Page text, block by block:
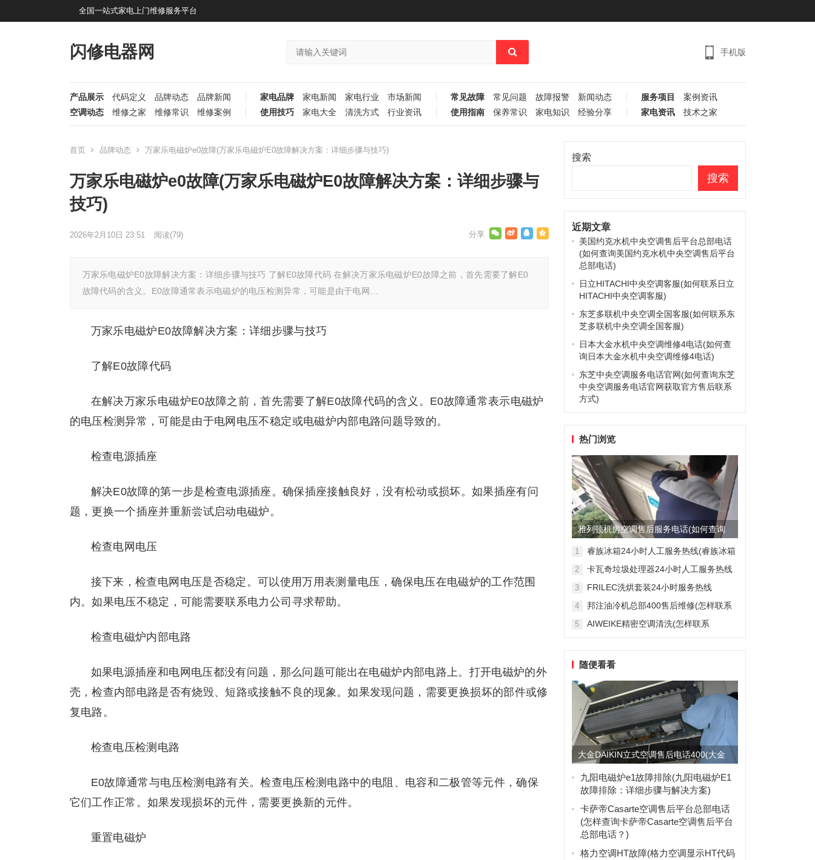
全国一站式家电上门维修服务平台
闪修电器网 手机版
产品展示 代码定义 品牌动态 品牌新闻 家电品牌 家电新闻 家电行业 市场新闻 常见故障 常见问题 故障报警 新闻动态 服务项目
案例资讯
空调动态
维修之家 维修常识 维修案例 使用技巧 家电大全 清洗方式 行业资讯 使用指南 保养常识 家电知识 经验分享 家电资讯 技术之家
首页 品牌动态 万家乐电磁炉e0故障(万家乐电磁炉E0故障解决方案：详细步骤与技巧)
万家乐电磁炉e0故障(万家乐电磁炉E0故障解决方案：详细步骤与
技巧)
2026年2月10日 23:51 阅读(79)
万家乐电磁炉E0故障解决方案：详细步骤与技巧 了解E0故障代码 在解决万家乐电磁炉E0故障之前，首先需要了解E0
故障代码的含义。E0故障通常表示电磁炉的电压检测异常，可能是由于电网…
万家乐电磁炉E0故障解决方案：详细步骤与技巧
了解E0故障代码
在解决万家乐电磁炉E0故障之前，首先需要了解E0故障代码的含义。E0故障通常表示电磁炉
的电压检测异常，可能是由于电网电压不稳定或电磁炉内部电路问题导致的。
检查电源插座
解决E0故障的第一步是检查电源插座。确保插座接触良好，没有松动或损坏。如果插座有问
题，更换一个插座并重新尝试启动电磁炉。
检查电网电压
接下来，检查电网电压是否稳定。可以使用万用表测量电压，确保电压在电磁炉的工作范围
内。如果电压不稳定，可能需要联系电力公司寻求帮助。
检查电磁炉内部电路
如果电源插座和电网电压都没有问题，那么问题可能出在电磁炉内部电路上。打开电磁炉的外
壳，检查内部电路是否有烧毁、短路或接触不良的现象。如果发现问题，需要更换损坏的部件或修
复电路。
检查电压检测电路
E0故障通常与电压检测电路有关。检查电压检测电路中的电阻、电容和二极管等元件，确保
它们工作正常。如果发现损坏的元件，需要更换新的元件。
重置电磁炉
搜索
搜索
近期文章
美国约克水机中央空调售后平台总部电话
(如何查询美国约克水机中央空调售后平台
总部电话)
日立HITACHI中央空调客服(如何联系日立
HITACHI中央空调客服)
东芝多联机中央空调全国客服(如何联系东
芝多联机中央空调全国客服)
日本大金水机中央空调维修4电话(如何查
询日本大金水机中央空调维修4电话)
东芝中央空调服务电话官网(如何查询东芝
中央空调服务电话官网获取官方售后联系
方式)
热门浏览
雅列顿机房空调售后服务电话(如何查询
雅列顿机房空调售后服务电...
1
睿族冰箱24小时人工服务热线(睿族冰箱
2
卡瓦奇垃圾处理器24小时人工服务热线
是多少？)
3
FRILEC洗烘套装24小时服务热线
少？)
4
邦注油冷机总部400售后维修(怎样联系
5
AIWEIKE精密空调清洗(怎样联系
随便看看
大金DAIKIN立式空调售后电话400(大金
DAIKIN立式...
九阳电磁炉e1故障排除(九阳电磁炉E1
故障排除：详细步骤与解决方案)
卡萨帝Casarte空调售后平台总部电话
(怎样查询卡萨帝Casarte空调售后平台
总部电话？)
格力空调HT故障(格力空调显示HT代码